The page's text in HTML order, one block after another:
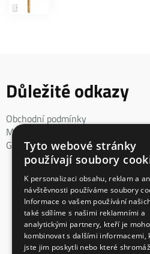
Důležité odkazy
Obchodní podmínky
Mimosoudní řešení
GDPRTyto webové stránky
používají soubory
K personalizaci obsahu, reklam a
návštěvnosti používáme soubory
Informace o vašem používání
také sdílíme s našimi reklamními a
analytickými partnery, kteří je
kombinovat s dalšími informacemi,
jste jim poskytli nebo které